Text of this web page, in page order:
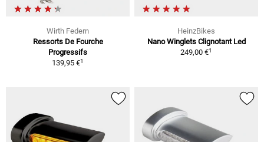
Wirth Federn
Ressorts De Fourche
Progressifs
139,95 €1
HeinzBikes
Nano Winglets Clignotant Led
249,00 €1